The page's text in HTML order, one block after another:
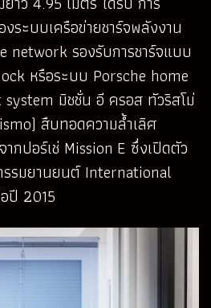
ะบบเครือข่ายชาร์จพลังงาน
network รองรับการชาร์จแบบ
หรือระบบ Porsche home
มิชชั่น อี ครอส ทัวริสโม่
สืบทอดความล้ำเลิศ
กปอร์เช่ Mission E ซึ่งเปิดตัว
รมยานยนต์ International
ปี 2015